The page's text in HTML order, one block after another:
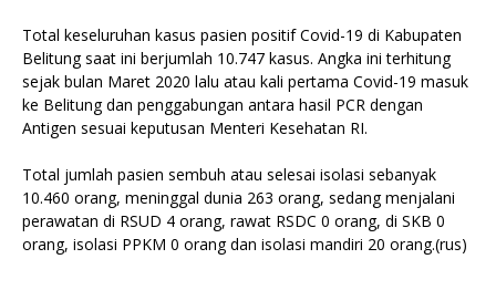
Total keseluruhan kasus pasien positif Covid-19 di Kabupaten
Belitung saat ini berjumlah 10.747 kasus. Angka ini terhitung
sejak bulan Maret 2020 lalu atau kali pertama Covid-19 masuk
ke Belitung dan penggabungan antara hasil PCR dengan
Antigen sesuai keputusan Menteri Kesehatan RI.
Total jumlah pasien sembuh atau selesai isolasi sebanyak
10.460 orang, meninggal dunia 263 orang, sedang menjalani
perawatan di RSUD 4 orang, rawat RSDC 0 orang, di SKB 0
orang, isolasi PPKM 0 orang dan isolasi mandiri 20 orang.(rus)